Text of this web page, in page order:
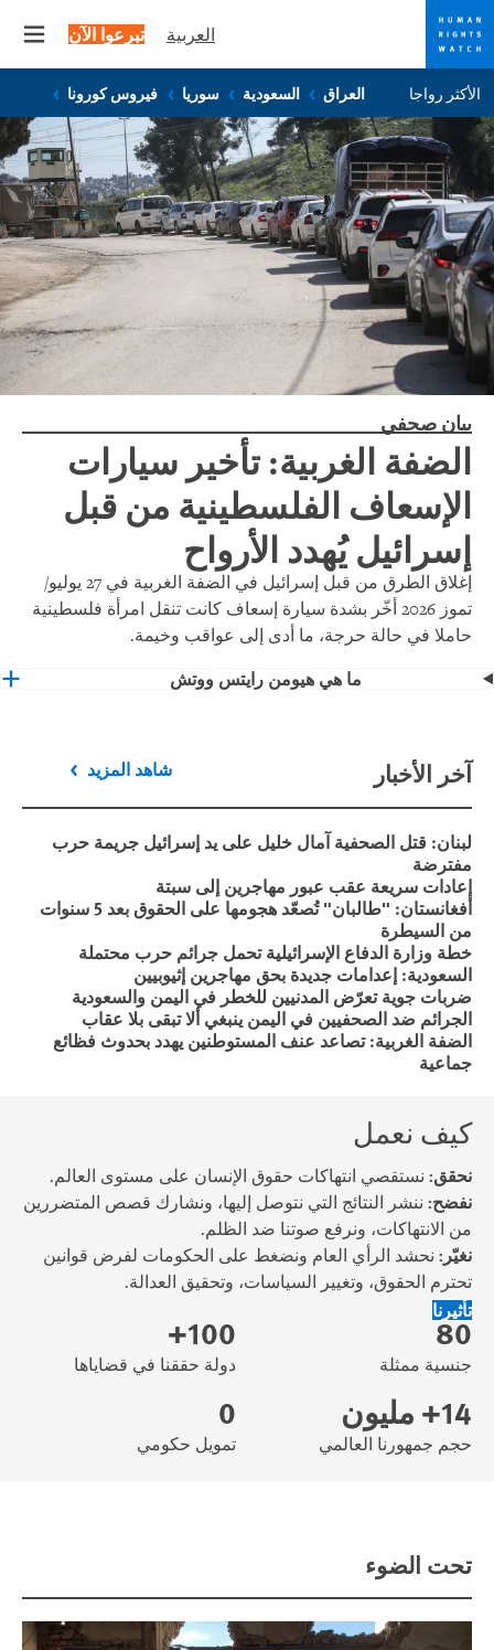
Skip
to
cookie
privacy
notice
Skip
to
main
content
العربية تبرعوا الآن
الأكثر رواجا العراق السعودية سوريا فيروس كورونا
بيان صحفي
الضفة الغربية: تأخير سيارات
الإسعاف الفلسطينية من قبل
إسرائيل يُهدد الأرواح
إغلاق الطرق من قبل إسرائيل في الضفة الغربية في 27 يوليو/
تموز 2026 أخّر بشدة سيارة إسعاف كانت تنقل امرأة فلسطينية
حاملا في حالة حرجة، ما أدى إلى عواقب وخيمة.
ما هي هيومن رايتس ووتش
آخر الأخبار شاهد المزيد
لبنان: قتل الصحفية آمال خليل على يد إسرائيل جريمة حرب
مفترضة
إعادات سريعة عقب عبور مهاجرين إلى سبتة
أفغانستان: "طالبان" تُصعّد هجومها على الحقوق بعد 5 سنوات
من السيطرة
خطة وزارة الدفاع الإسرائيلية تحمل جرائم حرب محتملة
السعودية: إعدامات جديدة بحق مهاجرين إثيوبيين
ضربات جوية تعرّض المدنيين للخطر في اليمن والسعودية
الجرائم ضد الصحفيين في اليمن ينبغي ألا تبقى بلا عقاب
الضفة الغربية: تصاعد عنف المستوطنين يهدد بحدوث فظائع
جماعية
كيف نعمل
نحقق: نستقصي انتهاكات حقوق الإنسان على مستوى العالم.
نفضح: ننشر النتائج التي نتوصل إليها، ونشارك قصص المتضررين
من الانتهاكات، ونرفع صوتنا ضد الظلم.
نغيّر: نحشد الرأي العام ونضغط على الحكومات لفرض قوانين
تحترم الحقوق، وتغيير السياسات، وتحقيق العدالة.
تأثيرنا
80
جنسية ممثلة
100+
دولة حققنا في قضاياها
14+ مليون
حجم جمهورنا العالمي
0
تمويل حكومي
تحت الضوء